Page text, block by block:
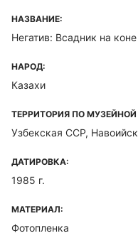
НАЗВАНИЕ:
Негатив: Всадник на
НАРОД:
Казахи
ТЕРРИТОРИЯ ПО
Узбекская ССР,
ДАТИРОВКА:
1985 г.
МАТЕРИАЛ:
Фотопленка